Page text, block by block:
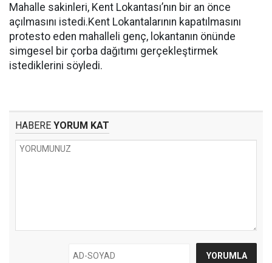
Mahalle sakinleri, Kent Lokantası’nın bir an önce
açılmasını istedi.Kent Lokantalarının kapatılmasını
protesto eden mahalleli genç, lokantanın önünde
simgesel bir çorba dağıtımı gerçekleştirmek
istediklerini söyledi.
HABERE YORUM KAT